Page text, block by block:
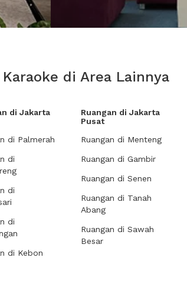
di Area Lainnya
di Jakarta
di Palmerah
di
di
di
di Kebon
Ruangan di Jakarta
Pusat
Ruangan di Menteng
Ruangan di Gambir
Ruangan di Senen
Ruangan di Tanah
Abang
Ruangan di Sawah
Besar